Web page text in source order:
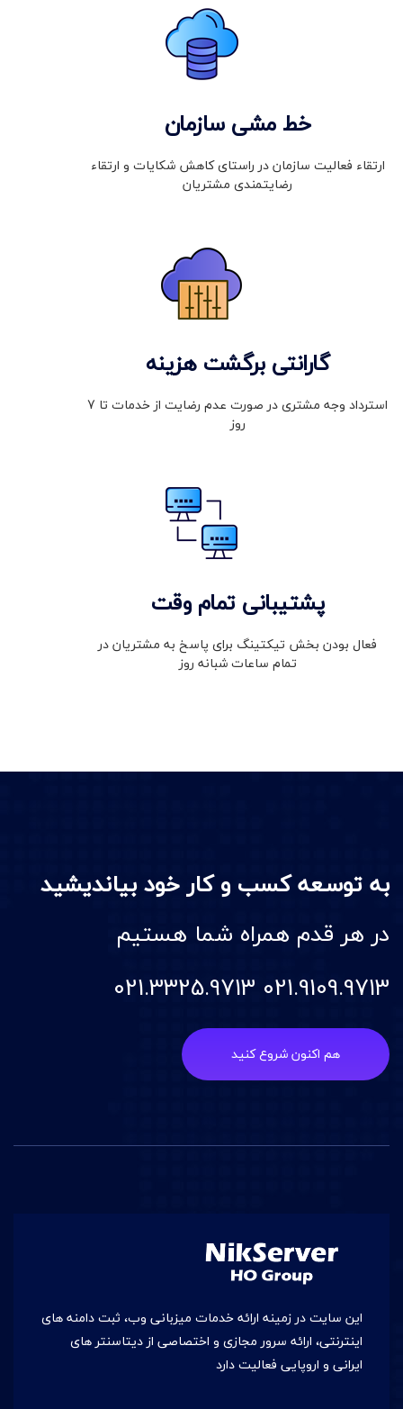
خط مشی سازمان
ارتقاء فعالیت سازمان در راستای کاهش شکایات و ارتقاء
رضایتمندی مشتریان
گارانتی برگشت هزینه
استرداد وجه مشتری در صورت عدم رضایت از خدمات تا 7
روز
پشتیبانی تمام وقت
فعال بودن بخش تیکتینگ برای پاسخ به مشتریان در
تمام ساعات شبانه روز
به توسعه کسب و کار خود بیاندیشید
در هر قدم همراه شما هستیم
021.9109.9713 021.3325.9713
هم اکنون شروع کنید
این سایت در زمينه ارائه خدمات میزبانی وب، ثبت دامنه های
اینترنتی، ارائه سرور مجازی و اختصاصی از دیتاسنتر های
ایرانی و اروپایی فعالیت دارد